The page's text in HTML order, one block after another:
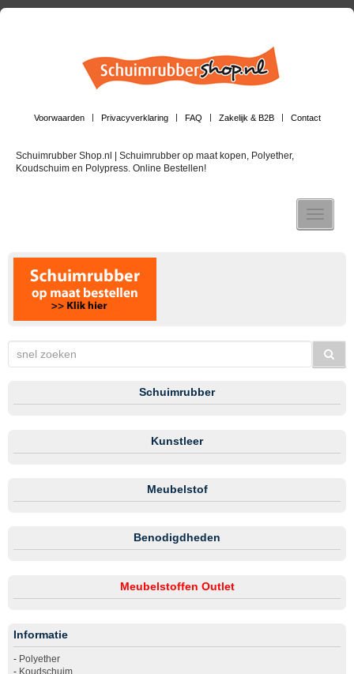
Voorwaarden Privacyverklaring FAQ Zakelijk & B2B Contact
Schuimrubber Shop.nl | Schuimrubber op maat kopen, Polyether,
Koudschuim en Polypress. Online Bestellen!
Toggle
Schuimrubber
Kunstleer
Meubelstof
Benodigdheden
Meubelstoffen Outlet
Informatie
- Polyether
- Koudschuim